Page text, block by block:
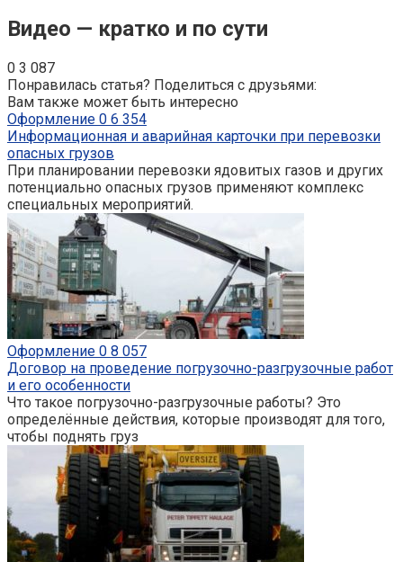
Видео — кратко и по сути
0 3 087
Понравилась статья? Поделиться с друзьями:
Вам также может быть интересно
Оформление 0 6 354
Информационная и аварийная карточки при перевозки
опасных грузов
При планировании перевозки ядовитых газов и других
потенциально опасных грузов применяют комплекс
специальных мероприятий.
Оформление 0 8 057
Договор на проведение погрузочно-разгрузочные работ
и его особенности
Что такое погрузочно-разгрузочные работы? Это
определённые действия, которые производят для того,
чтобы поднять груз